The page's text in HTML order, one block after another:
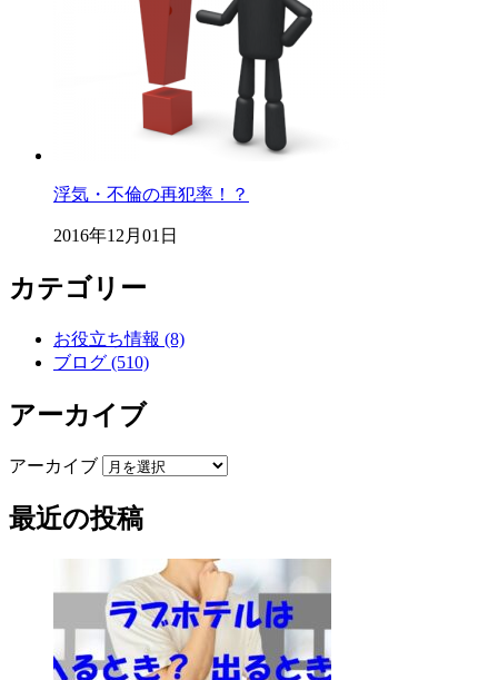
浮気・不倫の再犯率！？
2016年12月01日
カテゴリー
お役立ち情報 (8)
ブログ (510)
アーカイブ
アーカイブ
最近の投稿